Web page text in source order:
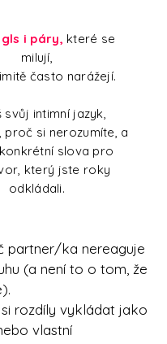
i páry, které se
milují,
často narážejí.
svůj intimní jazyk,
proč si nerozumíte, a
slova pro
který jste roky
odkládali.
partner/ka nereaguje
(a není to o tom, že
rozdíly vykládat jako
vlastní